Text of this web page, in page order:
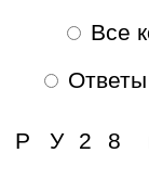
Все
У 2 8
Р